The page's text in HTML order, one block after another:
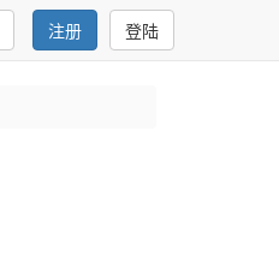
注册 登陆